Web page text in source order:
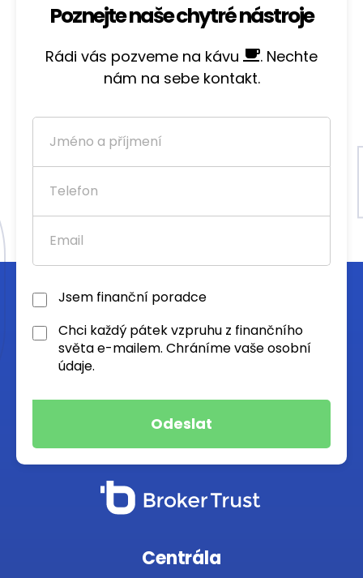
Poznejte naše chytré nástroje
Rádi vás pozveme na kávu
. Nechte
nám na sebe kontakt.
Jsem finanční poradce
Chci každý pátek vzpruhu z finančního
světa e-mailem. Chráníme vaše osobní
údaje.
Centrála